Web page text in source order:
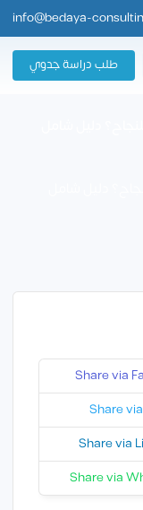
info@bedaya-
طلب دراسة جدوي
Share via
Share
Share via
Share via